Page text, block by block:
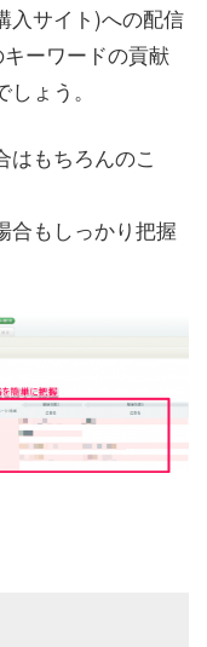
入サイト)への配信
ーワードの貢献
ょう。
はもちろんのこ
合もしっかり把握